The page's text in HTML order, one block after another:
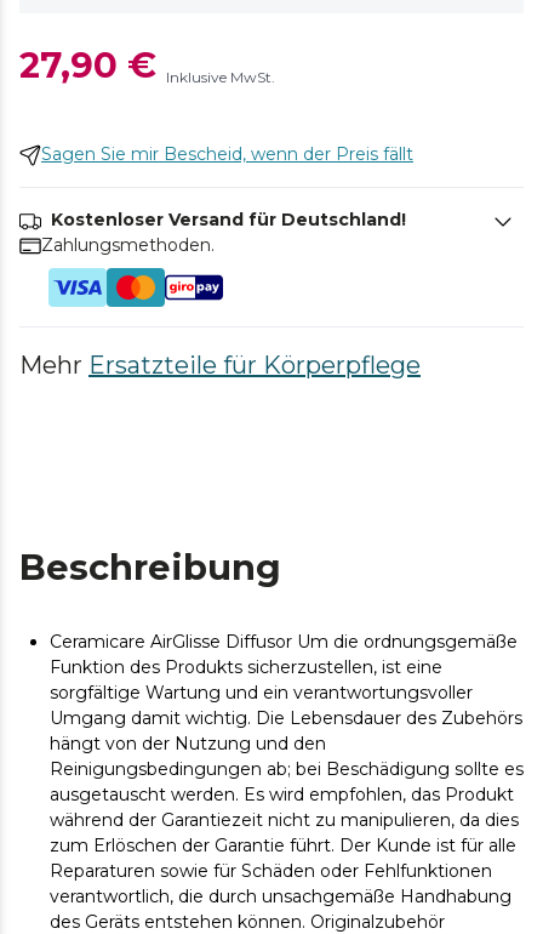
27,90 € Inklusive MwSt.
Sagen Sie mir Bescheid, wenn der Preis fällt
Kostenloser Versand für Deutschland!
Zahlungsmethoden.
Mehr Ersatzteile für Körperpflege
Beschreibung
Ceramicare AirGlisse Diffusor Um die ordnungsgemäße
Funktion des Produkts sicherzustellen, ist eine
sorgfältige Wartung und ein verantwortungsvoller
Umgang damit wichtig. Die Lebensdauer des Zubehörs
hängt von der Nutzung und den
Reinigungsbedingungen ab; bei Beschädigung sollte es
ausgetauscht werden. Es wird empfohlen, das Produkt
während der Garantiezeit nicht zu manipulieren, da dies
zum Erlöschen der Garantie führt. Der Kunde ist für alle
Reparaturen sowie für Schäden oder Fehlfunktionen
verantwortlich, die durch unsachgemäße Handhabung
des Geräts entstehen können. Originalzubehör